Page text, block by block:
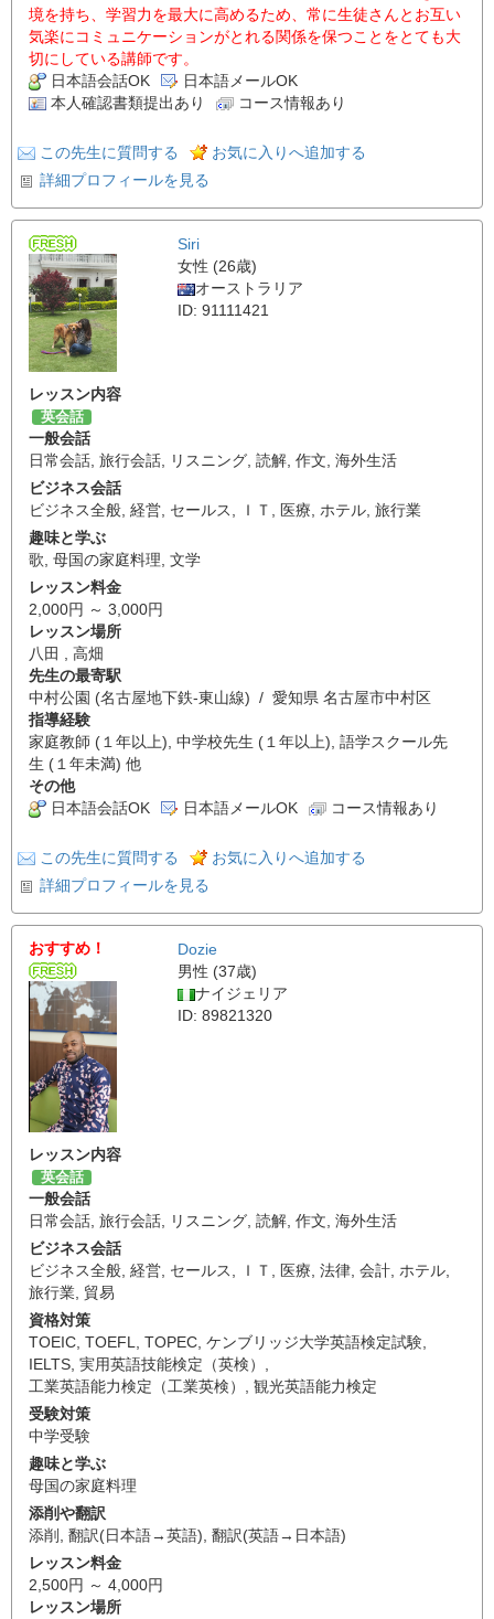
境を持ち、学習力を最大に高めるため、常に生徒さんとお互い
気楽にコミュニケーションがとれる関係を保つことをとても大
切にしている講師です。
日本語会話OK
日本語メールOK
本人確認書類提出あり
コース情報あり
この先生に質問する
お気に入りへ追加する
詳細プロフィールを見る
Siri
女性 (26歳)
オーストラリア
ID: 91111421
レッスン内容
英会話
一般会話
日常会話 旅行会話 リスニング 読解 作文 海外生活
ビジネス会話
ビジネス全般 経営 セールス ＩＴ 医療 ホテル 旅行業
趣味と学ぶ
歌 母国の家庭料理 文学
レッスン料金
2,000円 ～ 3,000円
レッスン場所
八田 , 高畑
先生の最寄駅
中村公園 (名古屋地下鉄-東山線) / 愛知県 名古屋市中村区
指導経験
家庭教師 (１年以上), 中学校先生 (１年以上), 語学スクール先
生 (１年未満) 他
その他
日本語会話OK
日本語メールOK コース情報あり
この先生に質問する
お気に入りへ追加する
詳細プロフィールを見る
おすすめ！
Dozie
男性 (37歳)
ナイジェリア
ID: 89821320
レッスン内容
英会話
一般会話
日常会話, 旅行会話, リスニング, 読解, 作文, 海外生活
ビジネス会話
ビジネス全般, 経営, セールス, ＩＴ , 医療, 法律, 会計, ホテル,
旅行業, 貿易
資格対策
TOEIC, TOEFL, TOPEC, ケンブリッジ大学英語検定試験,
IELTS, 実用英語技能検定（英検） ,
工業英語能力検定（工業英検） , 観光英語能力検定
受験対策
中学受験
趣味と学ぶ
母国の家庭料理
添削や翻訳
添削 , 翻訳(日本語→英語), 翻訳(英語→日本語)
レッスン料金
2,500円 ～ 4,000円
レッスン場所